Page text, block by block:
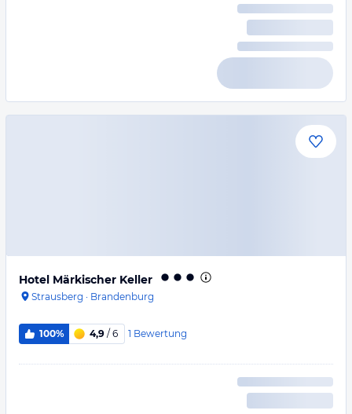
Hotel Märkischer Keller
Strausberg · Brandenburg
100% 4,9 / 6 1 Bewertung